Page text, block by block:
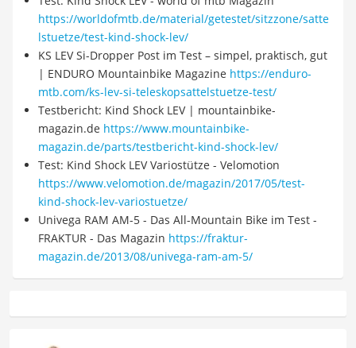
https://worldofmtb.de/material/getestet/sitzzone/satte
lstuetze/test-kind-shock-lev/
KS LEV Si-Dropper Post im Test – simpel, praktisch, gut
| ENDURO Mountainbike Magazine https://enduro-
mtb.com/ks-lev-si-teleskopsattelstuetze-test/
Testbericht: Kind Shock LEV | mountainbike-
magazin.de https://www.mountainbike-
magazin.de/parts/testbericht-kind-shock-lev/
Test: Kind Shock LEV Variostütze - Velomotion
https://www.velomotion.de/magazin/2017/05/test-
kind-shock-lev-variostuetze/
Univega RAM AM-5 - Das All-Mountain Bike im Test -
FRAKTUR - Das Magazin https://fraktur-
magazin.de/2013/08/univega-ram-am-5/